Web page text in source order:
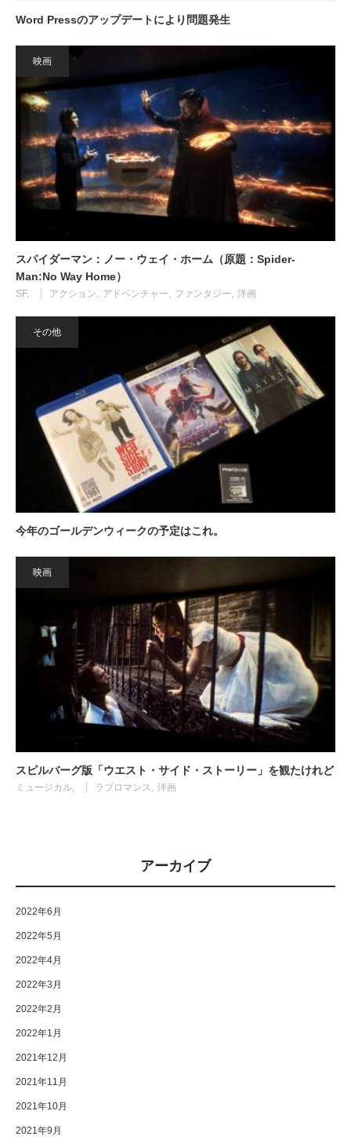
Word Pressのアップデートにより問題発生
映画
スパイダーマン：ノー・ウェイ・ホーム（原題：Spider-
Man:No Way Home）
SF アクション アドベンチャー ファンタジー 洋画
その他
今年のゴールデンウィークの予定はこれ。
映画
スピルバーグ版「ウエスト・サイド・ストーリー」を観たけれど
ミュージカル ラブロマンス 洋画
アーカイブ
2022年6月
2022年5月
2022年4月
2022年3月
2022年2月
2022年1月
2021年12月
2021年11月
2021年10月
2021年9月